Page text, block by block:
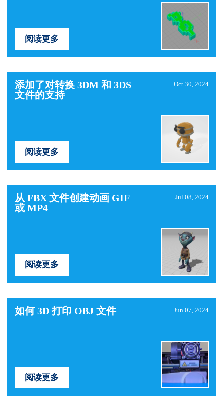
阅读更多
添加了对转换 3DM 和 3DS
文件的支持
Oct 30, 2024
阅读更多
从 FBX 文件创建动画 GIF
或 MP4
Jul 08, 2024
阅读更多
如何 3D 打印 OBJ 文件 Jun 07, 2024
阅读更多